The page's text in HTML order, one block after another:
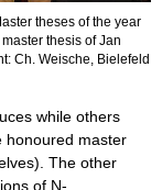
theses of the year
thesis of Jan
Ch. Weische, Bielefeld
while others
honoured master
The other
of N-